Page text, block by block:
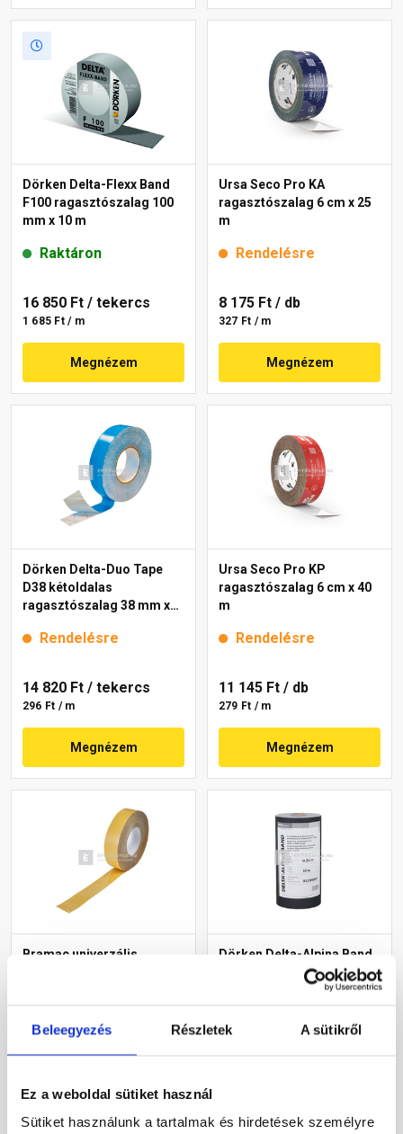
Beleegyezés Részletek A sütikről
Ez a weboldal sütiket használ
Sütiket használunk a tartalmak és hirdetések személyre
Dörken Delta-Flexx Band
F100 ragasztószalag 100
mm x 10 m
Raktáron
16 850 Ft / tekercs
1 685 Ft / m
Megnézem
Ursa Seco Pro KA
ragasztószalag 6 cm x 25
m
Rendelésre
8 175 Ft / db
327 Ft / m
Megnézem
Dörken Delta-Duo Tape
D38 kétoldalas
ragasztószalag 38 mm x
Rendelésre
14 820 Ft / tekercs
296 Ft / m
Megnézem
Ursa Seco Pro KP
ragasztószalag 6 cm x 40
m
Rendelésre
11 145 Ft / db
279 Ft / m
Megnézem
Bramac univerzális
Rendelésre
289 Ft / m
Dörken Delta-Alpina Band
szalag 36 cm x 30 m
Rendelésre